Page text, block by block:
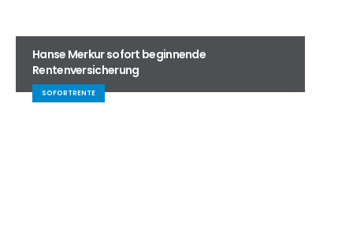
Hanse Merkur sofort beginnende
Rentenversicherung
SOFORTRENTE